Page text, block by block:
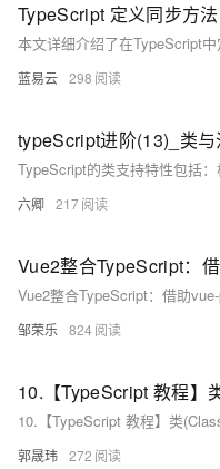
TypeScript 定义同步方法
蓝易云 298
六卿 217
Vue2整合TypeScript：借助
邹荣乐 824
10.【TypeScript 教程】
10.【TypeScript 教程】类
郭晟玮 272